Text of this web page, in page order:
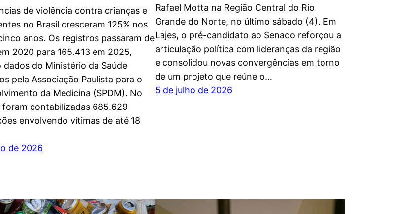
de violência contra crianças e
no Brasil cresceram 125% nos
anos. Os registros passaram de
2020 para 165.413 em 2025,
dados do Ministério da Saúde
pela Associação Paulista para o
da Medicina (SPDM). No
foram contabilizadas 685.629
envolvendo vítimas de até 18
de 2026
Rafael Motta na Região Central do Rio
Grande do Norte, no último sábado (4). Em
Lajes, o pré-candidato ao Senado reforçou a
articulação política com lideranças da região
e consolidou novas convergências em torno
de um projeto que reúne o…
5 de julho de 2026